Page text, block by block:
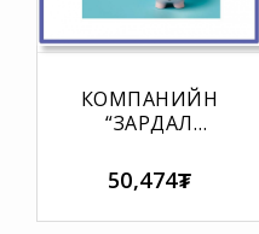
КОМПАНИЙН
“ЗАРДАЛ
ХОРООНЫ
САНАЛ АВАХ”
ЖУРАМ
50,474₮